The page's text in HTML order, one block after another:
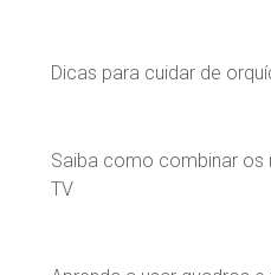
Dicas para cuidar de
Saiba como combinar os
TV